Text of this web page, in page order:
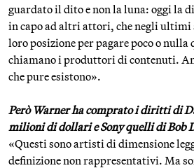
guardato il dito e non la luna: oggi la
in capo ad altri attori, che negli ultimi
loro posizione per pagare poco o nulla
chiamano i produttori di contenuti.
che pure esistono».
Però Warner ha comprato i diritti di
milioni di dollari e Sony quelli di
«Questi sono artisti di dimensione
definizione non rappresentativi. Ma